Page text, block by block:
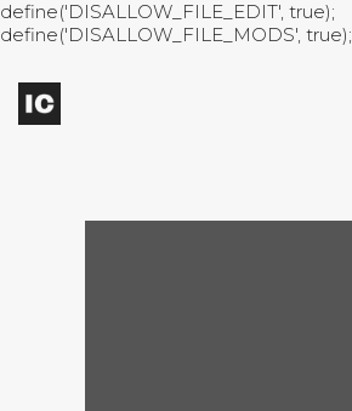
define('DISALLOW_FILE_EDIT', true);
define('DISALLOW_FILE_MODS', true);